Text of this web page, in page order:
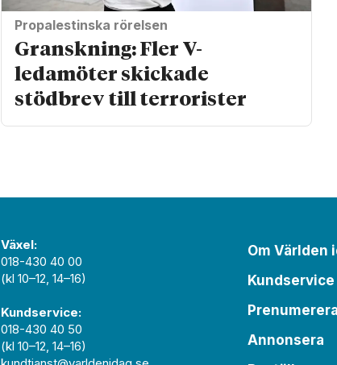
Propalestinska rörelsen
Granskning: Fler V-
ledamöter skickade
stödbrev till terrorister
Växel:
018-430 40 00
(kl 10–12, 14–16)
Kundservice:
018-430 40 50
(kl 10–12, 14–16)
Om Världen
Kundservice
Annonsera